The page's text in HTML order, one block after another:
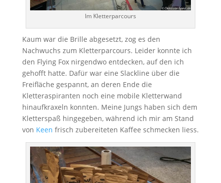
Im Kletterparcours
Kaum war die Brille abgesetzt, zog es den
Nachwuchs zum Kletterparcours. Leider konnte ich
den Flying Fox nirgendwo entdecken, auf den ich
gehofft hatte. Dafür war eine Slackline über die
Freifläche gespannt, an deren Ende die
Kletteraspiranten noch eine mobile Kletterwand
hinaufkraxeln konnten. Meine Jungs haben sich dem
Kletterspaß hingegeben, während ich mir am Stand
von Keen frisch zubereiteten Kaffee schmecken liess.